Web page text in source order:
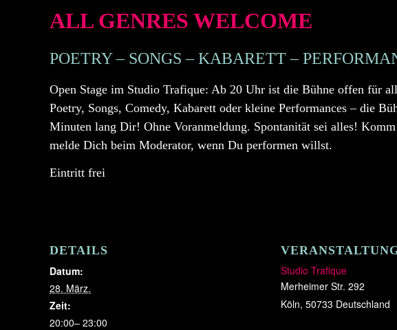
ALL GENRES WELCOME
POETRY – SONGS – KABARETT –
Open Stage im Studio Trafique: Ab 20 Uhr ist die Bühne offen für
Poetry, Songs, Comedy, Kabarett oder kleine Performances – die
Minuten lang Dir! Ohne Voranmeldung. Spontanität sei alles!
melde Dich beim Moderator, wenn Du performen willst.
Eintritt frei
DETAILS
Datum:
28. März.
Zeit:
20:00– 23:00
Studio Trafique
Merheimer Str. 292
Köln, 50733 Deutschland